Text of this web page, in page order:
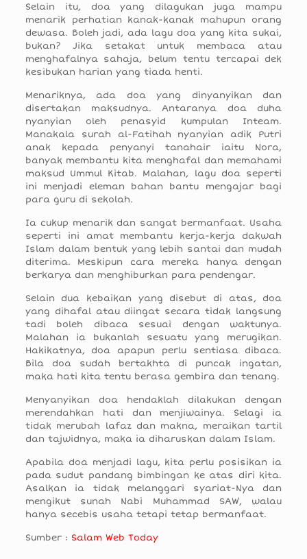
Selain itu, doa yang dilagukan juga mampu
menarik perhatian kanak-kanak mahupun orang
dewasa. Boleh jadi, ada lagu doa yang kita sukai,
bukan? Jika setakat untuk membaca atau
menghafalnya sahaja, belum tentu tercapai dek
kesibukan harian yang tiada henti.
Menariknya, ada doa yang dinyanyikan dan
disertakan maksudnya. Antaranya doa duha
nyanyian oleh penasyid kumpulan Inteam.
Manakala surah al-Fatihah nyanyian adik Putri
anak kepada penyanyi tanahair iaitu Nora,
banyak membantu kita menghafal dan memahami
maksud Ummul Kitab. Malahan, lagu doa seperti
ini menjadi eleman bahan bantu mengajar bagi
para guru di sekolah.
Ia cukup menarik dan sangat bermanfaat. Usaha
seperti ini amat membantu kerja-kerja dakwah
Islam dalam bentuk yang lebih santai dan mudah
diterima. Meskipun cara mereka hanya dengan
berkarya dan menghiburkan para pendengar.
Selain dua kebaikan yang disebut di atas, doa
yang dihafal atau diingat secara tidak langsung
tadi boleh dibaca sesuai dengan waktunya.
Malahan ia bukanlah sesuatu yang merugikan.
Hakikatnya, doa apapun perlu sentiasa dibaca.
Bila doa sudah bertakhta di puncak ingatan,
maka hati kita tentu berasa gembira dan tenang.
Menyanyikan doa hendaklah dilakukan dengan
merendahkan hati dan menjiwainya. Selagi ia
tidak merubah lafaz dan makna, meraikan tartil
dan tajwidnya, maka ia diharuskan dalam Islam.
Apabila doa menjadi lagu, kita perlu posisikan ia
pada sudut pandang bimbingan ke atas diri kita.
Asalkan ia tidak melanggari syariat-Nya dan
mengikut sunah Nabi Muhammad SAW, walau
hanya secebis usaha tetapi tetap bermanfaat.
Sumber : Salam Web Today